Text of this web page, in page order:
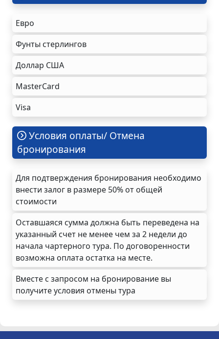
Евро
Фунты стерлингов
Доллар США
MasterCard
Visa
Условия оплаты/ Отмена
бронирования
Для подтверждения бронирования необходимо
внести залог в размере 50% от общей
стоимости
Оставшаяся сумма должна быть переведена на
указанный счет не менее чем за 2 недели до
начала чартерного тура. По договоренности
возможна оплата остатка на месте.
Вместе с запросом на бронирование вы
получите условия отмены тура